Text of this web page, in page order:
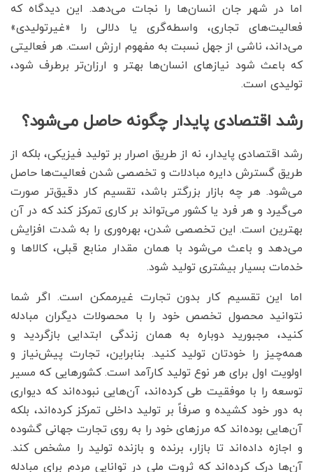
اما در شهر جان انسان‌ها را نجات می‌دهد. این دیدگاه که
فعالیت‌های تجاری، واسطه‌گری یا دلالی را «غیرتولیدی»
می‌داند، ناشی از جهل نسبت به مفهوم ارزش است. هر فعالیتی
که باعث شود نیازهای انسان‌ها بهتر و ارزان‌تر برطرف شود،
تولیدی است.
رشد اقتصادی پایدار چگونه حاصل می‌شود؟
رشد اقتصادی پایدار، نه از طریق اصرار بر تولید فیزیکی، بلکه از
طریق گسترش دایره مبادلات و تخصصی شدن فعالیت‌ها حاصل
می‌شود. هر چه بازار بزرگتر باشد، تقسیم کار دقیق‌تر صورت
می‌گیرد و هر فرد یا کشور می‌تواند بر کاری تمرکز کند که در آن
بهترین است. این تخصصی شدن، بهره‌وری را به شدت افزایش
می‌دهد و باعث می‌شود با همان مقدار منابع قبلی، کالاها و
خدمات بسیار بیشتری تولید شود.
اما این تقسیم کار بدون تجارت غیرممکن است. اگر شما
نتوانید محصول تخصص خود را با محصولات دیگران مبادله
کنید، مجبورید دوباره به همان زندگی ابتدایی بازگردید و
همه‌چیز را خودتان تولید کنید. بنابراین، تجارت پیش‌نیاز و
اولویت اول برای هر نوع تولید کارآمد است. کشورهایی که مسیر
توسعه را با موفقیت طی کرده‌اند، آن‌هایی نبوده‌اند که دیواری
به دور خود کشیده و صرفاً بر تولید داخلی تمرکز کرده‌اند، بلکه
آن‌هایی بوده‌اند که مرزهای خود را به روی تجارت جهانی گشوده
و اجازه داده‌اند تا بازار، برنده و بازنده تولید را مشخص کند.
آن‌ها درک کرده‌اند که ثروت ملی در توانایی مردم برای مبادله